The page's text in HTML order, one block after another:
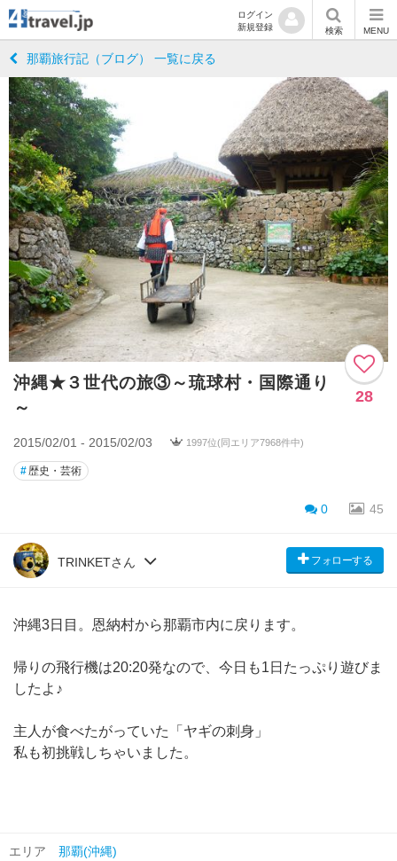
ログイン
新規登録
検索 MENU
那覇旅行記（ブログ） 一覧に戻る
沖縄★３世代の旅③～琉球村・国際通り
～
28
2015/02/01 - 2015/02/03 1997位(同エリア7968件中)
#歴史・芸術
0 45
TRINKETさん フォローする
沖縄3日目。恩納村から那覇市内に戻ります。
帰りの飛行機は20:20発なので、今日も1日たっぷり遊びま
したよ♪
主人が食べたがっていた「ヤギの刺身」
私も初挑戦しちゃいました。
エリア 那覇(沖縄)